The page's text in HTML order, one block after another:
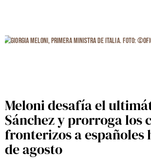
Meloni desafía el
Sánchez y prorroga los
fronterizos a españoles
de agosto